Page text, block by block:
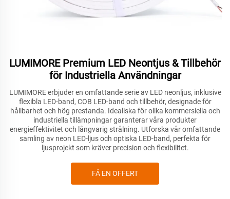
LUMIMORE Premium LED Neontjus & Tillbehör
för Industriella Användningar
LUMIMORE erbjuder en omfattande serie av LED neonljus, inklusive
flexibla LED-band, COB LED-band och tillbehör, designade för
hållbarhet och hög prestanda. Idealiska för olika kommersiella och
industriella tillämpningar garanterar våra produkter
energieffektivitet och långvarig strålning. Utforska vår omfattande
samling av neon LED-ljus och optiska LED-band, perfekta för
ljusprojekt som kräver precision och flexibilitet.
FÅ EN OFFERT